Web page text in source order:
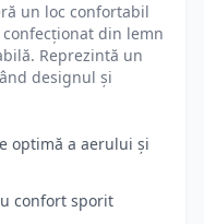
un loc confortabil
din lemn
Reprezintă un
designul și
optimă a aerului și
confort sporit